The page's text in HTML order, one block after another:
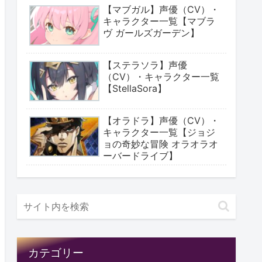
【マブガル】声優（CV）・
キャラクター一覧【マブラ
ヴ ガールズガーデン】
【ステラソラ】声優
（CV）・キャラクター一覧
【StellaSora】
【オラドラ】声優（CV）・
キャラクター一覧【ジョジ
ョの奇妙な冒険 オラオラオ
ーバードライブ】
カテゴリー